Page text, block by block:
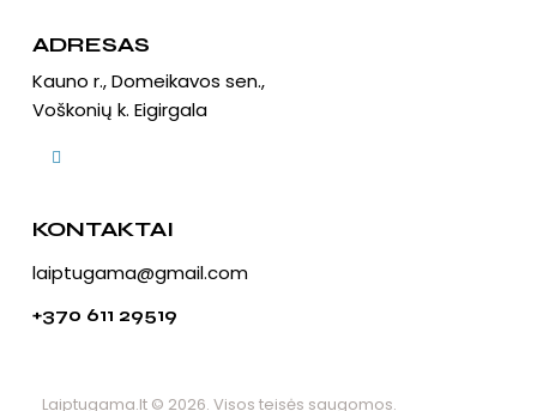
ADRESAS
Kauno r., Domeikavos sen.,
Voškonių k. Eigirgala
KONTAKTAI
laiptugama@gmail.com
+370 611 29519
Laiptugama.lt© 2026. Visos teisės saugomos.